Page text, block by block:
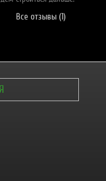
Все отзывы (1)